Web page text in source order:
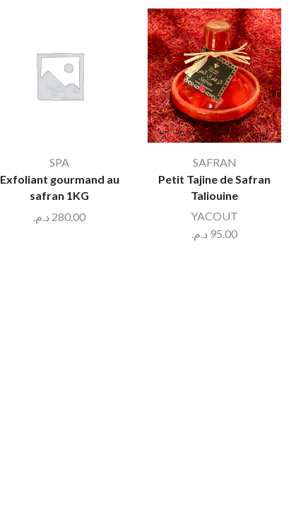
SPA
Exfoliant gourmand au
safran 1KG
280.00 د.م.
SAFRAN
Petit Tajine de Safran
Taliouine
YACOUT
95.00 د.م.